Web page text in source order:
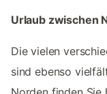
Urlaub zwischen
Die vielen
sind ebenso